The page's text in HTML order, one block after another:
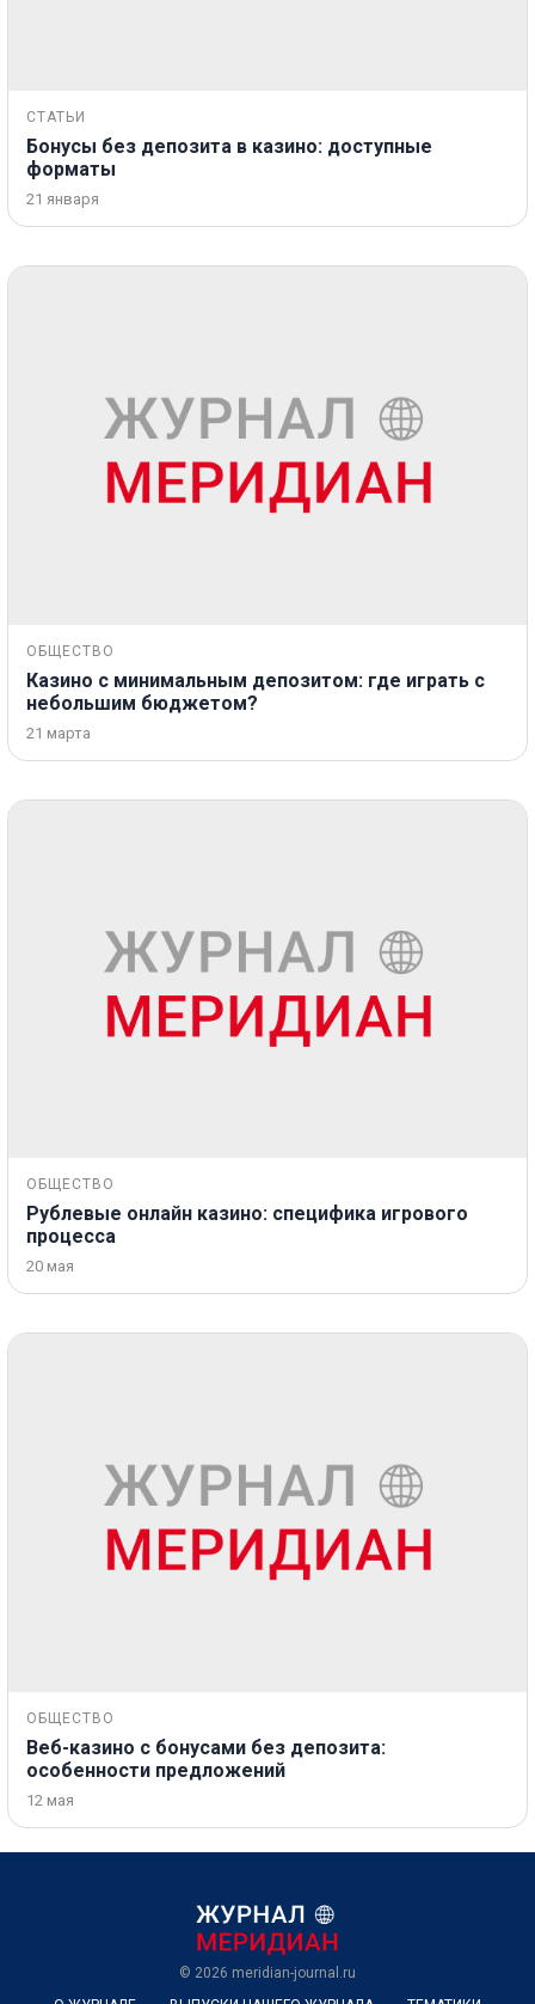
СТАТЬИ
Бонусы без депозита в казино: доступные
форматы
21 января
ОБЩЕСТВО
Казино с минимальным депозитом: где играть с
небольшим бюджетом?
21 марта
ОБЩЕСТВО
Рублевые онлайн казино: специфика игрового
процесса
20 мая
ОБЩЕСТВО
Веб-казино с бонусами без депозита:
особенности предложений
12 мая
© 2026 meridian-journal.ru